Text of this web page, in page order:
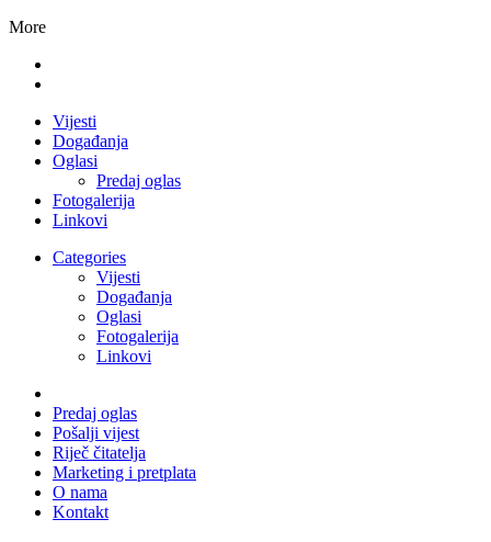
More
Vijesti
Događanja
Oglasi
Predaj oglas
Fotogalerija
Linkovi
Categories
Vijesti
Događanja
Oglasi
Fotogalerija
Linkovi
Predaj oglas
Pošalji vijest
Riječ čitatelja
Marketing i pretplata
O nama
Kontakt